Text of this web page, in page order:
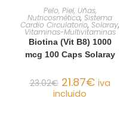
AÑADIR AL CARRITO
Pelo, Piel, Uñas,
Nutricosmética, Sistema
Cardio Circulatorio, Solaray,
Vitaminas-Multivitaminas
Biotina (Vit B8) 1000
mcg 100 Caps Solaray
23.02€ 21.87€ iva
incluido